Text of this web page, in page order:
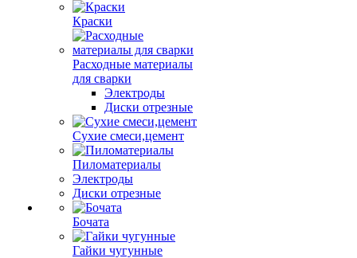
Краски
Расходные материалы
для сварки
Электроды
Диски отрезные
Сухие смеси,цемент
Пиломатериалы
Электроды
Диски отрезные
Бочата
Гайки чугунные